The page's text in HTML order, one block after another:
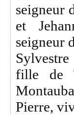
seigneur
et
seigneur
fille de
Pierre,